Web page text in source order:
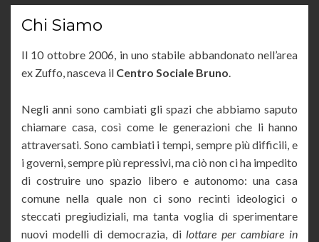
Chi Siamo
Il 10 ottobre 2006, in uno stabile abbandonato nell’area
ex Zuffo, nasceva il Centro Sociale Bruno.
Negli anni sono cambiati gli spazi che abbiamo saputo
chiamare casa, così come le generazioni che li hanno
attraversati. Sono cambiati i tempi, sempre più difficili, e
i governi, sempre più repressivi, ma ciò non ci ha impedito
di costruire uno spazio libero e autonomo: una casa
comune nella quale non ci sono recinti ideologici o
steccati pregiudiziali, ma tanta voglia di sperimentare
nuovi modelli di democrazia, di lottare per cambiare in